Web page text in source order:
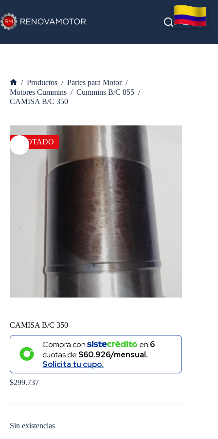
al
contenido
Inicio
/ Productos / Partes para Motor /
Motores Cummins / Cummins B/C 855 /
CAMISA B/C 350
AGOTADO
CAMISA B/C 350
Compra con en 6
cuotas de $60.926/mensual.
Solicita tu cupo.
$299.737
Sin existencias